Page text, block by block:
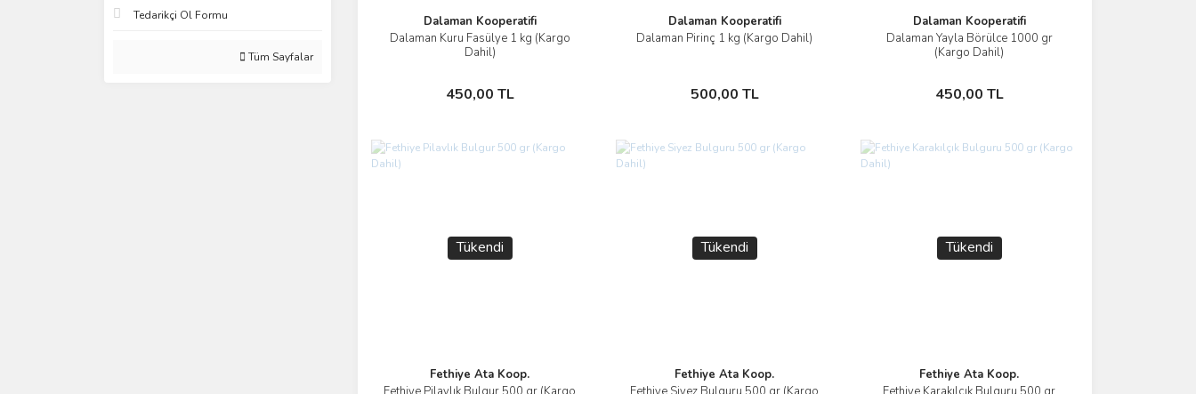
Tedarikçi Ol Formu
Tüm Sayfalar
Dalaman Kooperatifi
Dalaman Kuru Fasülye 1 kg (Kargo
Dahil)
450,00 TL
İncele
Stokta Yok
Dalaman Kooperatifi
Dalaman Pirinç 1 kg (Kargo Dahil)
500,00 TL
İncele
Stokta Yok
Dalaman Kooperatifi
Dalaman Yayla Börülce 1000 gr
(Kargo Dahil)
450,00 TL
İncele
Stokta Yok
Tükendi
Fethiye Ata Koop.
Tükendi
Fethiye Ata Koop.
Tükendi
Fethiye Ata Koop.